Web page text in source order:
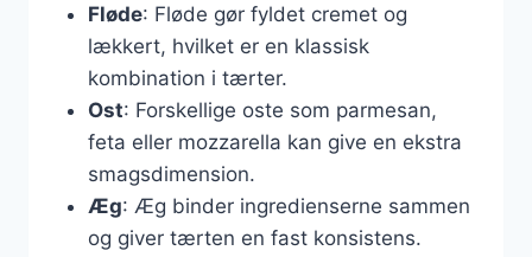
Fløde: Fløde gør fyldet cremet og
lækkert, hvilket er en klassisk
kombination i tærter.
Ost: Forskellige oste som parmesan,
feta eller mozzarella kan give en ekstra
smagsdimension.
Æg: Æg binder ingredienserne sammen
og giver tærten en fast konsistens.